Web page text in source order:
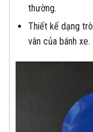
thường.
Thiết kế dạng
vân của bánh xe.